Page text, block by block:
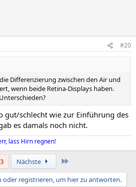
#20
Differenzierung zwischen den Air und
wenn beide Retina-Displays haben.
gut/schlecht wie zur Einführung des
es damals noch nicht.
lass Hirn regnen!
Nächste
oder registrieren, um hier zu antworten.